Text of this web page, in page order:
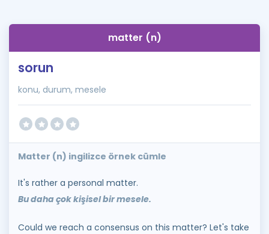
matter (n)
sorun
konu, durum, mesele
Matter (n) ingilizce örnek cümle
It's rather a personal matter.
Bu daha çok kişisel bir mesele.
Could we reach a consensus on this matter? Let's take